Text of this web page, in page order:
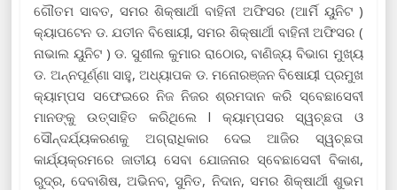
ଗୌତମ ସାବତ, ସମର ଶିକ୍ଷାର୍ଥୀ ବାହିନୀ ଅଫିସର (ଆର୍ମି ୟୁନିଟ )
କ୍ୟାପଟେନ ଡ. ଯତୀନ ବିଷୋୟୀ, ସମର ଶିକ୍ଷାର୍ଥୀ ବାହିନୀ ଅଫିସର (
ନାଭାଲ ୟୁନିଟ ) ଡ. ସୁଶୀଲ କୁମାର ରାଠୋର, ବାଣିଜ୍ୟ ବିଭାଗ ମୁଖ୍ୟ
ଡ. ଅନ୍ନପୂର୍ଣ୍ଣା ସାହୁ, ଅଧ୍ୟାପକ ଡ. ମନୋରଞ୍ଜନ ବିଷୋୟୀ ପ୍ରମୁଖ
କ୍ୟାମ୍ପସ ସଫେଇରେ ନିଜ ନିଜର ଶ୍ରମଦାନ କରି ସ୍ବେଛାସେବୀ
ମାନଙ୍କୁ ଉତ୍ସାହିତ କରିଥିଲେ l କ୍ୟାମ୍ପସର ସ୍ୱଚ୍ଛତା ଓ
ସୌନ୍ଦର୍ଯ୍ୟକରଣକୁ ଅଗ୍ରାଧିକାର ଦେଇ ଆଜିର ସ୍ୱଚ୍ଛତା
କାର୍ଯ୍ୟକ୍ରମରେ ଜାତୀୟ ସେବା ଯୋଜନାର ସ୍ବେଛାସେବୀ ବିକାଶ,
ରୁଦ୍ର, ଦେବାଶିଷ, ଅଭିନବ, ସୁନିତ, ନିଦାନ, ସମର ଶିକ୍ଷାର୍ଥୀ ଶୁଭମ